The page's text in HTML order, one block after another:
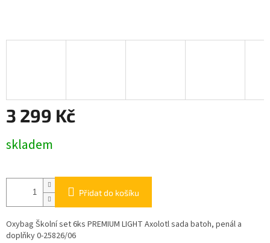
3 299 Kč
cena:
skladem
Přidat do košíku
Oxybag Školní set 6ks PREMIUM LIGHT Axolotl sada batoh, penál a
doplňky 0-25826/06